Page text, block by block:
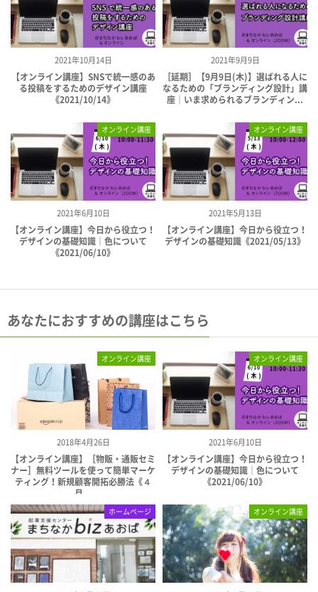
2021年10月14日
【オンライン講座】SNSで統一感のあ
る投稿をするためのデザイン講座
《2021/10/14》
2021年9月9日
［延期］【9月9日(木)】選ばれる人に
なるための「ブランディング設計」講
座｜いま求められるブランディン...
2021年6月10日
オンライン講座
【オンライン講座】今日から役立つ！
デザインの基礎知識｜色について
《2021/06/10》
2021年5月13日
オンライン講座
【オンライン講座】今日から役立つ！
デザインの基礎知識《2021/05/13》
あなたにおすすめの講座はこちら
2018年4月26日
オンライン講座
【オンライン講座】［物販・通販セミ
ナー］無料ツールを使って簡単マーケ
ティング！新規顧客開拓必勝法《４
月...
2021年6月10日
オンライン講座
【オンライン講座】今日から役立つ！
デザインの基礎知識｜色について
《2021/06/10》
ホームページ オンライン講座